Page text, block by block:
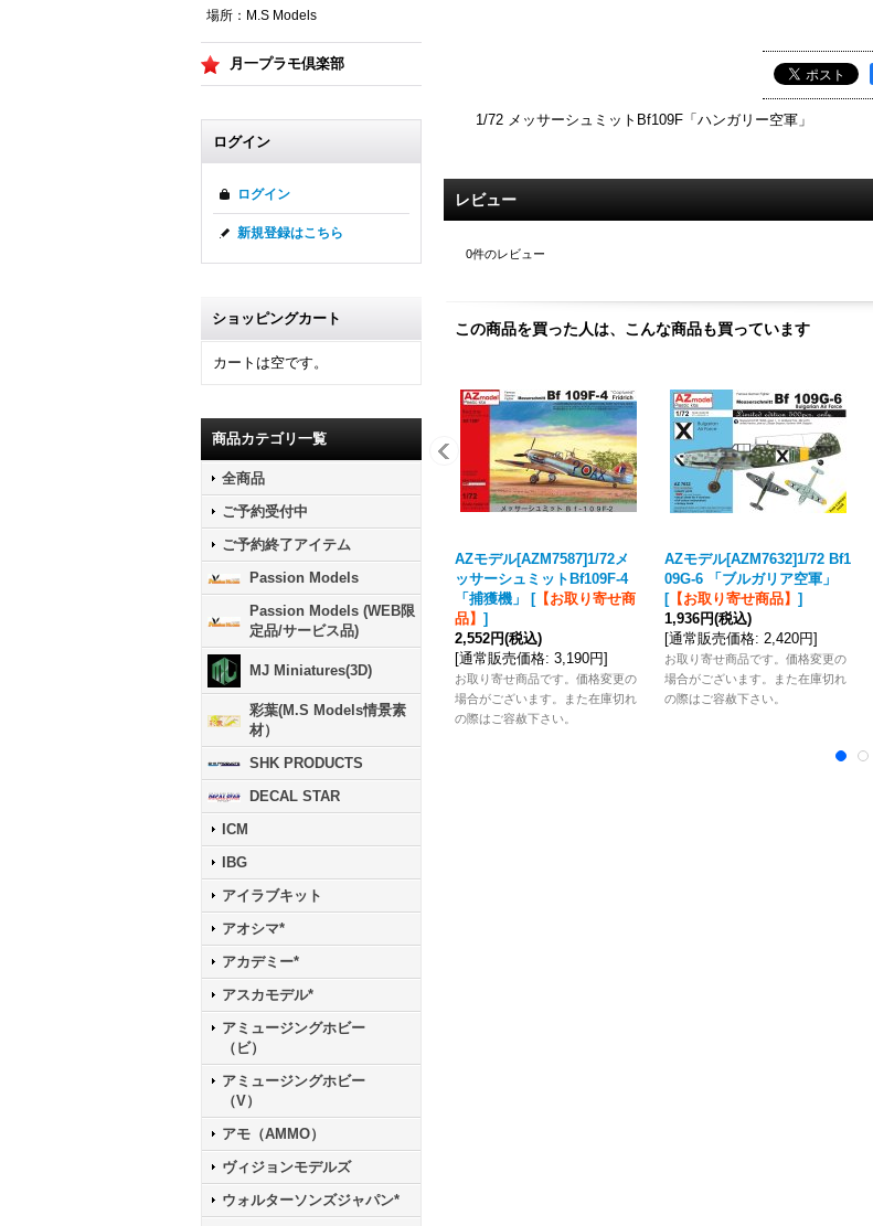
場所：M.S Models
月一プラモ倶楽部
ログイン
ログイン
新規登録はこちら
ショッピングカート
カートは空です。
商品カテゴリ一覧
全商品
ご予約受付中
ご予約終了アイテム
Passion Models
Passion Models (WEB限
定品/サービス品)
MJ Miniatures(3D)
彩葉(M.S Models情景素
材）
SHK PRODUCTS
DECAL STAR
ICM
IBG
アイラブキット
アオシマ*
アカデミー*
アスカモデル*
アミュージングホビー
（ビ）
アミュージングホビー
（V）
アモ（AMMO）
ヴィジョンモデルズ
ウォルターソンズジャパン*
1/72 メッサーシュミットBf109F「ハンガリー空軍」
レビュー
0件のレビュー
この商品を買った人は、こんな商品も買っています
AZモデル[AZM7587]1/72メ
ッサーシュミットBf109F-4
「捕獲機」
[【お取り寄せ商
品】 ]
2,552円(税込)
[通常販売価格: 3,190円]
お取り寄せ商品です。価格変更の
場合がございます。また在庫切れ
の際はご容赦下さい。
AZモデル[AZM7632]1/72 Bf1
09G-6 「ブルガリア空軍」
[【お取り寄せ商品】 ]
1,936円(税込)
[通常販売価格: 2,420円]
お取り寄せ商品です。価格変更の
場合がございます。また在庫切れ
の際はご容赦下さい。